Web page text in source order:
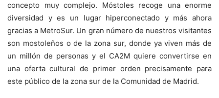
concepto muy complejo. Móstoles recoge una enorme
diversidad y es un lugar hiperconectado y más ahora
gracias a MetroSur. Un gran número de nuestros visitantes
son mostoleños o de la zona sur, donde ya viven más de
un millón de personas y el CA2M quiere convertirse en
una oferta cultural de primer orden precisamente para
este público de la zona sur de la Comunidad de Madrid.